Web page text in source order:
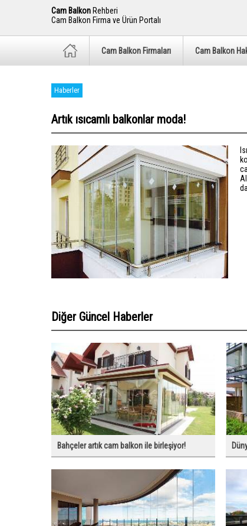
Cam Balkon Rehberi
Cam Balkon Firma ve Ürün Portalı
Cam Balkon Firmaları Cam Balkon
Haberler
Artık ısıcamlı balkonlar moda!
Diğer Güncel Haberler
Bahçeler artık cam balkon ile birleşiyor!